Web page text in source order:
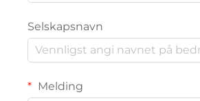
Selskapsnavn
Melding